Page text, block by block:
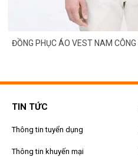
ĐỒNG PHỤC ÁO VEST NAM
TIN TỨC
Thông tin tuyển dụng
Thông tin khuyến mại